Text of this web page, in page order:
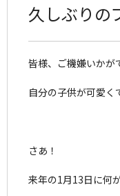
久しぶりの
皆様、ご機嫌いかが
自分の子供が可愛く
さあ！
来年の1月13日に何